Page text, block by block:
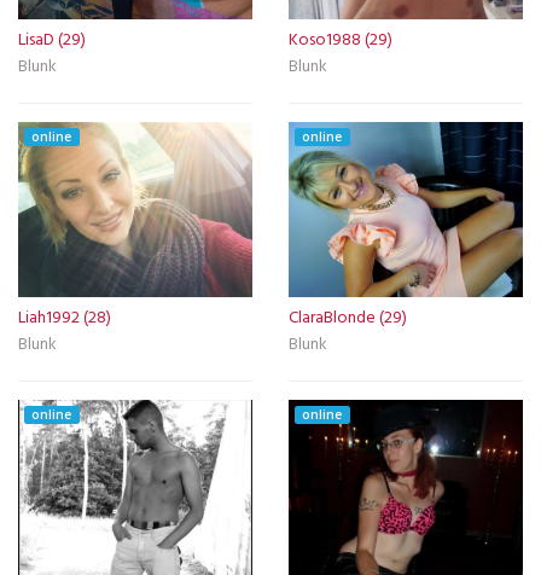
LisaD (29)
Blunk
Koso1988 (29)
Blunk
online
Liah1992 (28)
Blunk
online
ClaraBlonde (29)
Blunk
online online